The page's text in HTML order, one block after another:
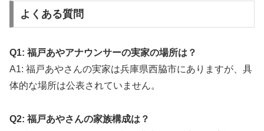
よくある質問
Q1: 福戸あやアナウンサーの実家の場所は？
A1: 福戸あやさんの実家は兵庫県西脇市にありますが、具
体的な場所は公表されていません。
Q2: 福戸あやさんの家族構成は？